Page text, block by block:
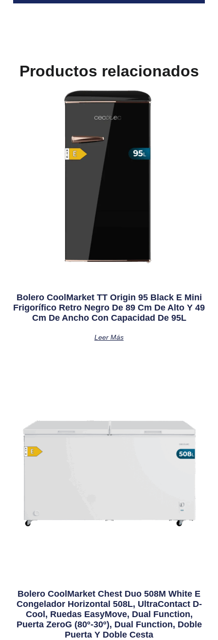
Productos relacionados
Bolero CoolMarket TT Origin 95 Black E Mini
Frigorífico Retro Negro De 89 Cm De Alto Y 49
Cm De Ancho Con Capacidad De 95L
Leer Más
Bolero CoolMarket Chest Duo 508M White E
Congelador Horizontal 508L, UltraContact D-
Cool, Ruedas EasyMove, Dual Function,
Puerta ZeroG (80º-30º), Dual Function, Doble
Puerta Y Doble Cesta